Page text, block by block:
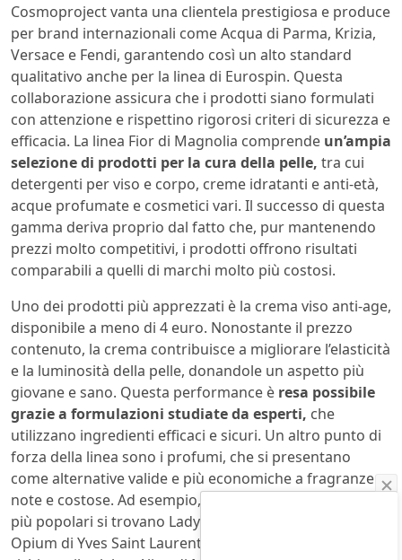
Cosmoproject vanta una clientela prestigiosa e produce
per brand internazionali come Acqua di Parma, Krizia,
Versace e Fendi, garantendo così un alto standard
qualitativo anche per la linea di Eurospin. Questa
collaborazione assicura che i prodotti siano formulati
con attenzione e rispettino rigorosi criteri di sicurezza e
efficacia. La linea Fior di Magnolia comprende un’ampia
selezione di prodotti per la cura della pelle, tra cui
detergenti per viso e corpo, creme idratanti e anti-età,
acque profumate e cosmetici vari. Il successo di questa
gamma deriva proprio dal fatto che, pur mantenendo
prezzi molto competitivi, i prodotti offrono risultati
comparabili a quelli di marchi molto più costosi.
Uno dei prodotti più apprezzati è la crema viso anti-age,
disponibile a meno di 4 euro. Nonostante il prezzo
contenuto, la crema contribuisce a migliorare l’elasticità
e la luminosità della pelle, donandole un aspetto più
giovane e sano. Questa performance è resa possibile
grazie a formulazioni studiate da esperti, che
utilizzano ingredienti efficaci e sicuri. Un altro punto di
forza della linea sono i profumi, che si presentano
come alternative valide e più economiche a fragranze
note e costose. Ad esempio, tra i profumi equivalenti
più popolari si trovano Lady Sugar, ispirato a Black
Opium di Yves Saint Laurent, e Secret Moon, che